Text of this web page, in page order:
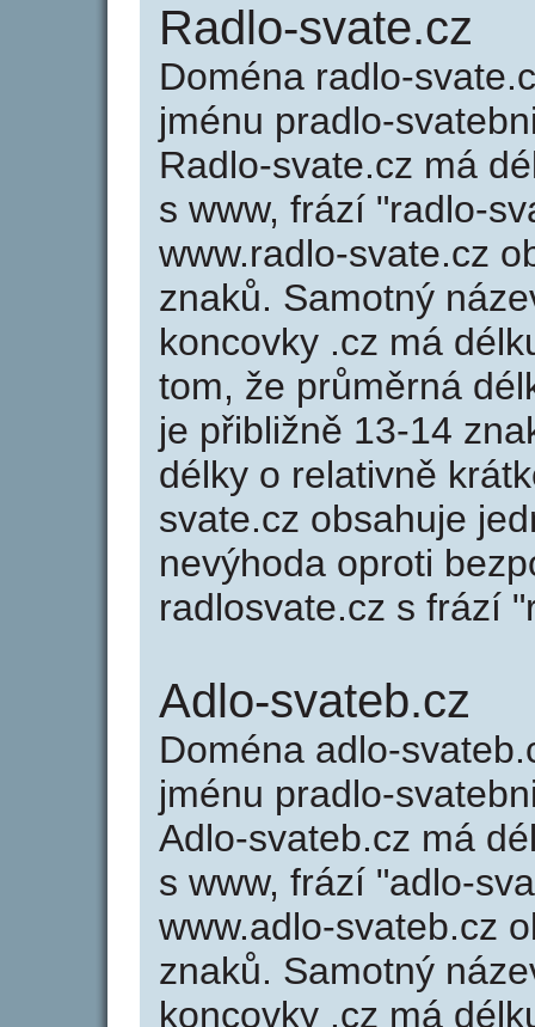
Radlo-svate.cz
Doména radlo-
jménu pradlo-
Radlo-svate.cz má
s www, frází "radlo-
www.radlo-svate.cz
znaků. Samotný
koncovky .cz má
tom, že průměrná
je přibližně 13-14
délky o relativně
svate.cz obsahuje
nevýhoda oproti
radlosvate.cz s frází
Adlo-svateb.cz
Doména adlo-
jménu pradlo-
Adlo-svateb.cz má
s www, frází "adlo-
www.adlo-svateb.cz
znaků. Samotný
koncovky .cz má